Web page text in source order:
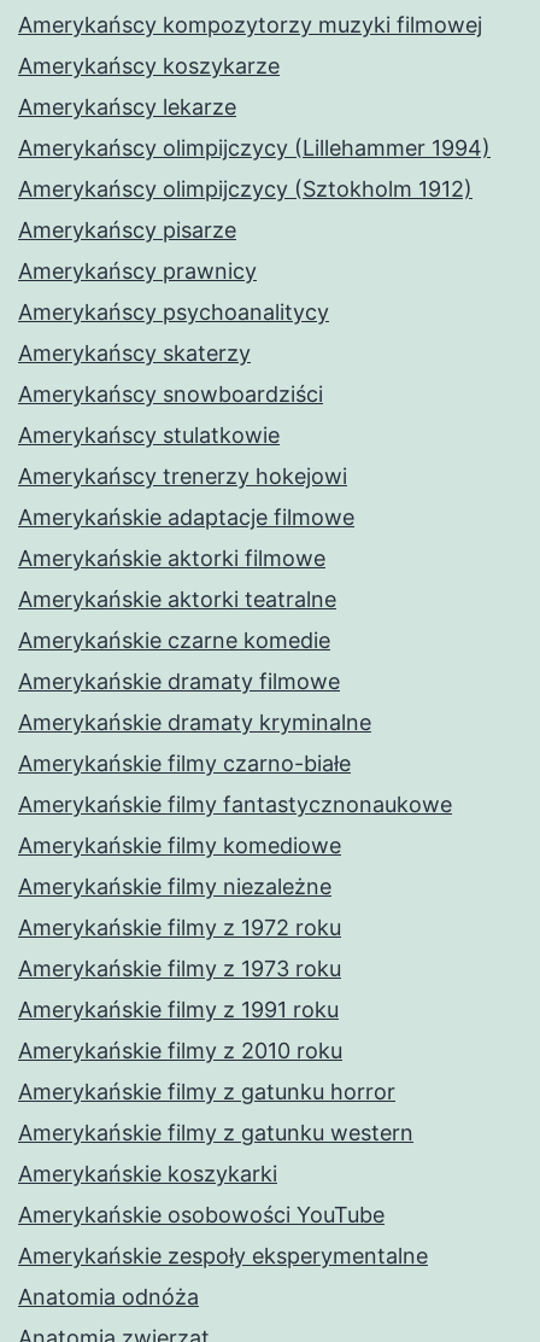
Amerykańscy kompozytorzy muzyki filmowej
Amerykańscy koszykarze
Amerykańscy lekarze
Amerykańscy olimpijczycy (Lillehammer 1994)
Amerykańscy olimpijczycy (Sztokholm 1912)
Amerykańscy pisarze
Amerykańscy prawnicy
Amerykańscy psychoanalitycy
Amerykańscy skaterzy
Amerykańscy snowboardziści
Amerykańscy stulatkowie
Amerykańscy trenerzy hokejowi
Amerykańskie adaptacje filmowe
Amerykańskie aktorki filmowe
Amerykańskie aktorki teatralne
Amerykańskie czarne komedie
Amerykańskie dramaty filmowe
Amerykańskie dramaty kryminalne
Amerykańskie filmy czarno-białe
Amerykańskie filmy fantastycznonaukowe
Amerykańskie filmy komediowe
Amerykańskie filmy niezależne
Amerykańskie filmy z 1972 roku
Amerykańskie filmy z 1973 roku
Amerykańskie filmy z 1991 roku
Amerykańskie filmy z 2010 roku
Amerykańskie filmy z gatunku horror
Amerykańskie filmy z gatunku western
Amerykańskie koszykarki
Amerykańskie osobowości YouTube
Amerykańskie zespoły eksperymentalne
Anatomia odnóża